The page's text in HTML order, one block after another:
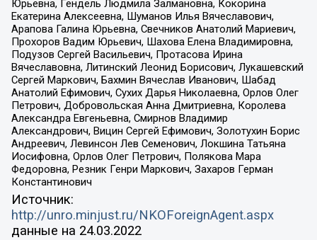
Юрьевна, Гендель Людмила Залмановна, Кокорина
Екатерина Алексеевна, Шуманов Илья Вячеславович,
Арапова Галина Юрьевна, Свечников Анатолий Мариевич,
Прохоров Вадим Юрьевич, Шахова Елена Владимировна,
Подузов Сергей Васильевич, Протасова Ирина
Вячеславовна, Литинский Леонид Борисович, Лукашевский
Сергей Маркович, Бахмин Вячеслав Иванович, Шабад
Анатолий Ефимович, Сухих Дарья Николаевна, Орлов Олег
Петрович, Добровольская Анна Дмитриевна, Королева
Александра Евгеньевна, Смирнов Владимир
Александрович, Вицин Сергей Ефимович, Золотухин Борис
Андреевич, Левинсон Лев Семенович, Локшина Татьяна
Иосифовна, Орлов Олег Петрович, Полякова Мара
Федоровна, Резник Генри Маркович, Захаров Герман
Константинович
Источник:
http://unro.minjust.ru/NKOForeignAgent.aspx
данные на 24.03.2022